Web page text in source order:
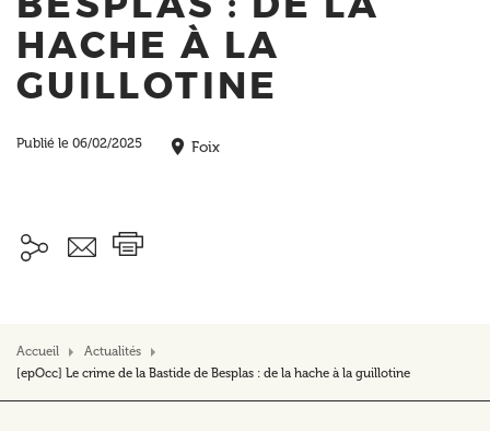
HACHE À LA
GUILLOTINE
Publié le 06/02/2025 Foix
Accueil
Actualités
[epOcc] Le crime de la Bastide de Besplas : de la hache à la guillotine